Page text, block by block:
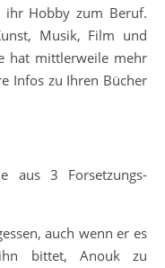
ihr Hobby zum Beruf.
Musik, Film und
hat mittlerweile mehr
Infos zu Ihren Bücher
3 Forsetzungs-
auch wenn er es
bittet, Anouk zu